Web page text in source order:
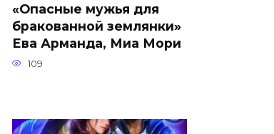
«Опасные мужья для
бракованной землянки»
Ева Арманда, Миа Мори
109